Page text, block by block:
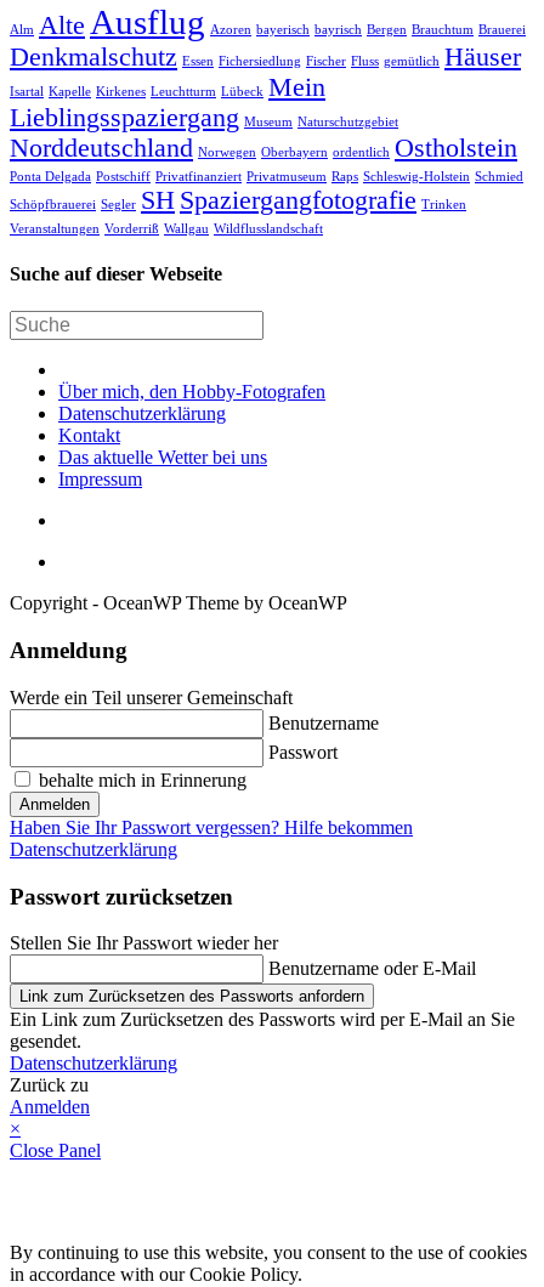
Alm Alte Ausflug Azoren bayerisch bayrisch Bergen Brauchtum Brauerei
Denkmalschutz Essen Fichersiedlung Fischer Fluss gemütlich Häuser
Isartal Kapelle Kirkenes Leuchtturm Lübeck Mein
Lieblingsspaziergang Museum Naturschutzgebiet
Norddeutschland Norwegen Oberbayern ordentlich Ostholstein
Ponta Delgada Postschiff Privatfinanziert Privatmuseum Raps Schleswig-Holstein Schmied
Schöpfbrauerei Segler SH Spaziergangfotografie Trinken
Veranstaltungen Vorderriß Wallgau Wildflusslandschaft
Suche auf dieser Webseite
Über mich, den Hobby-Fotografen
Datenschutzerklärung
Kontakt
Das aktuelle Wetter bei uns
Impressum
Copyright - OceanWP Theme by OceanWP
Anmeldung
Werde ein Teil unserer Gemeinschaft
Benutzername
Passwort
behalte mich in Erinnerung
Anmelden
Haben Sie Ihr Passwort vergessen? Hilfe bekommen
Datenschutzerklärung
Passwort zurücksetzen
Stellen Sie Ihr Passwort wieder her
Benutzername oder E-Mail
Link zum Zurücksetzen des Passworts anfordern
Ein Link zum Zurücksetzen des Passworts wird per E-Mail an Sie
gesendet.
Datenschutzerklärung
Zurück zu
Anmelden
×
Close Panel
By continuing to use this website, you consent to the use of cookies
in accordance with our Cookie Policy.